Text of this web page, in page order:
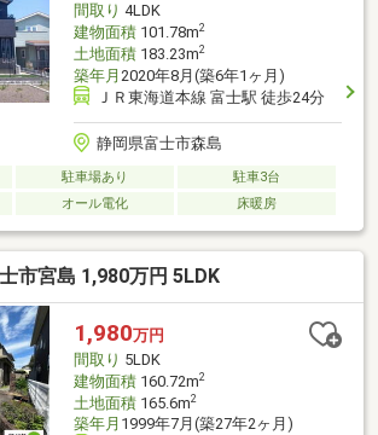
間取り 4LDK
建物面積101.78m2
土地面積183.23m2
築年月 2020年8月(築6年1ヶ月)
ＪＲ東海道本線 富士駅 徒歩24分
静岡県富士市森島
駐車場あり
駐車3台
オール電化 床暖房
市宮島 1,980万円 5LDK
1,980万円
間取り 5LDK
建物面積160.72m2
土地面積165.6m2
築年月 1999年7月(築27年2ヶ月)